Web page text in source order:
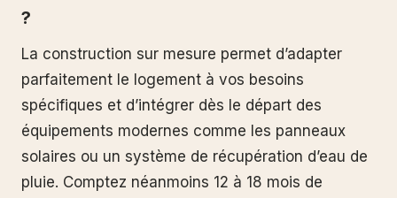
?
La construction sur mesure permet d’adapter
parfaitement le logement à vos besoins
spécifiques et d’intégrer dès le départ des
équipements modernes comme les panneaux
solaires ou un système de récupération d’eau de
pluie. Comptez néanmoins 12 à 18 mois de